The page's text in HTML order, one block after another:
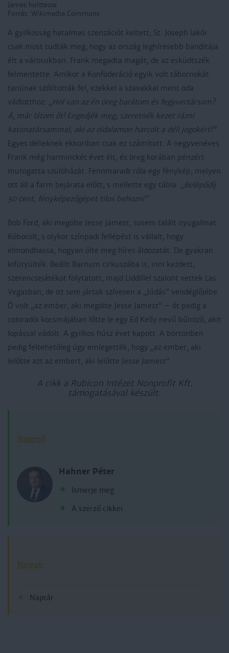
James holtteste
Forrás: Wikimedia Commons
A gyilkosság hatalmas szenzációt keltett, St. Joseph lakói
csak most tudták meg, hogy az ország leghíresebb banditája
élt a városukban. Frank megadta magát, de az esküdtszék
felmentette. Amikor a Konföderáció egyik volt tábornokát
tanúnak szólították fel, ezekkel a szavakkal ment oda
vádlotthoz:
„Hol van az én öreg barátom és fegyvertársam?
Á, már látom őt! Engedjék meg, szeretnék kezet rázni
katonatársammal, aki az oldalamon harcolt a déli jogokért!”
Egyes délieknek ekkoriban csak ez számított. A negyvenéves
Frank még harminckét évet élt, és öreg korában pénzért
mutogatta szülőházát. Fennmaradt róla egy fénykép, melyen
ott áll a farm bejárata előtt, s mellette egy tábla:
„Belépődíj
50 cent, fényképezőgépet tilos behozni”.
Bob Ford, aki megölte Jesse Jamest, sosem talált nyugalmat.
Kóborolt, s olykor színpadi fellépést is vállalt, hogy
elmondhassa, hogyan ölte meg híres áldozatát. De gyakran
kifütyülték. Beállt Barnum cirkuszába is, inni kezdett,
szerencsejátékot folytatott, majd Liddillel szalont vettek Las
Vegasban, de itt sem jártak szívesen a „Júdás” vendéglőjébe.
Ő volt „az ember, aki megölte Jesse Jamest” – őt pedig a
coloradói kocsmájában lőtte le egy Ed Kelly nevű bűnöző, akit
lopással vádolt. A gyilkos húsz évet kapott. A börtönben
pedig feltehetőleg úgy emlegették, hogy „az ember, aki
lelőtte azt az embert, aki lelőtte Jesse Jamest”.
A cikk a Rubicon Intézet Nonprofit Kft.
támogatásával készült.
Szerző
Hahner Péter
Ismerje meg
A szerző cikkei
Rovat
Naptár